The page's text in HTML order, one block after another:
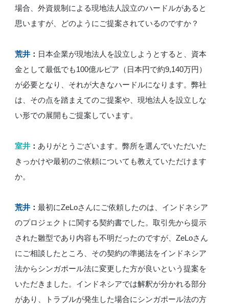
場合、外資規制による現地法人設立のハードルがあると
思いますが、どのようにご提案されているのですか？
荒井 ： 日本企業が現地法人を設立しようとすると、資本
金として最低でも100億ルピア（日本円で約9,140万円）
が必要となり、それが大きなハードルになります。弊社
は、その点を踏まえてのご提案や、現地法人を設立しな
い形での展開もご提案しています。
室井 ： ありがとうございます。弊所を選んでいただいた
きっかけや最初のご依頼についても教えていただけます
か。
荒井 ：最初にZeLoさんにご依頼したのは、インドネシア
のプロジェクトに関する契約書でした。取引先から提示
された雛型であり内容も不明だったのですが、ZeLoさん
にご相談したところ、その契約の準拠法をインドネシア
法からシンガポール法に変更した方が良いという提案を
いただきました。インドネシアでは解釈が分かれる部分
があり、トラブルが発生した場合にシンガポール法の方